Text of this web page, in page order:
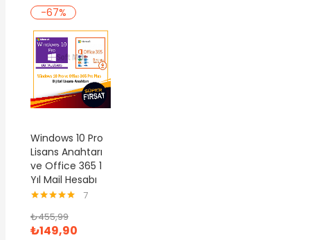
-67%
Windows 10 Pro
Lisans Anahtarı
ve Office 365 1
Yıl Mail Hesabı
4.86oy aldı
7
₺455,99
₺149,90